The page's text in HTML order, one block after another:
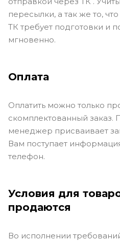
пересылки, а так же то,
ТК требует подготовки и
мгновенно.
Оплата
Оплатить можно только
скомплектованный заказ.
менеджер присваивает
Вам поступает
телефон.
Условия для
продаются
Во исполнении